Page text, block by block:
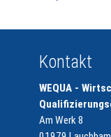
Kontakt
WEQUA -
Am Werk 8